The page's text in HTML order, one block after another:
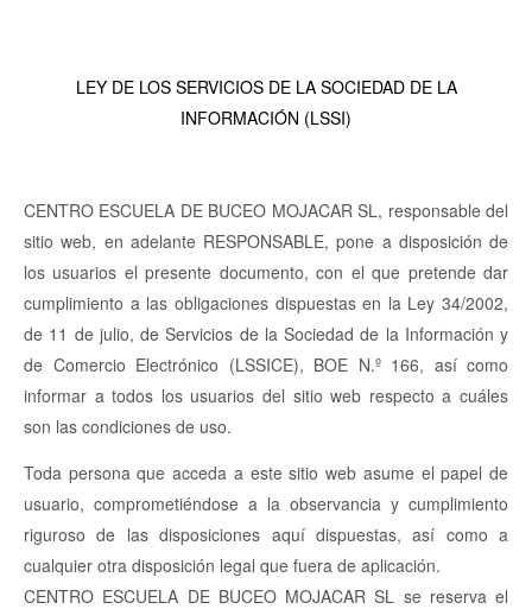
LEY DE LOS SERVICIOS DE LA SOCIEDAD DE LA
INFORMACIÓN (LSSI)
CENTRO ESCUELA DE BUCEO MOJACAR SL, responsable del
sitio web, en adelante RESPONSABLE, pone a disposición de
los usuarios el presente documento, con el que pretende dar
cumplimiento a las obligaciones dispuestas en la Ley 34/2002,
de 11 de julio, de Servicios de la Sociedad de la Información y
de Comercio Electrónico (LSSICE), BOE N.º 166, así como
informar a todos los usuarios del sitio web respecto a cuáles
son las condiciones de uso.
Toda persona que acceda a este sitio web asume el papel de
usuario, comprometiéndose a la observancia y cumplimiento
riguroso de las disposiciones aquí dispuestas, así como a
cualquier otra disposición legal que fuera de aplicación.
CENTRO ESCUELA DE BUCEO MOJACAR SL se reserva el